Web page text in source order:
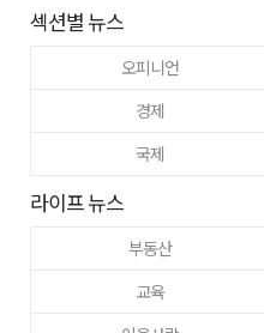
섹션별 뉴스
오피니언
경제
국제
라이프 뉴스
부동산
교육